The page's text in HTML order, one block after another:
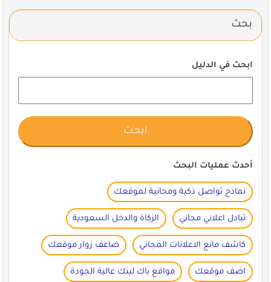
بحث
ابحث في الدليل
أحدث عمليات البحث
نماذج تواصل ذكية ومجانية لموقعك
تبادل اعلاني مجاني الزكاة والدخل السعودية
كاشف مانع الاعلانات المجاني ضاعف زوار موقعك
اضف موقعك مواقع باك لينك عالية الجودة